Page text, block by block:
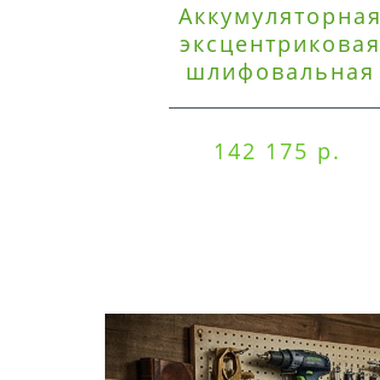
Аккумуляторная
эксцентриковая
шлифовальная
142 175 р.